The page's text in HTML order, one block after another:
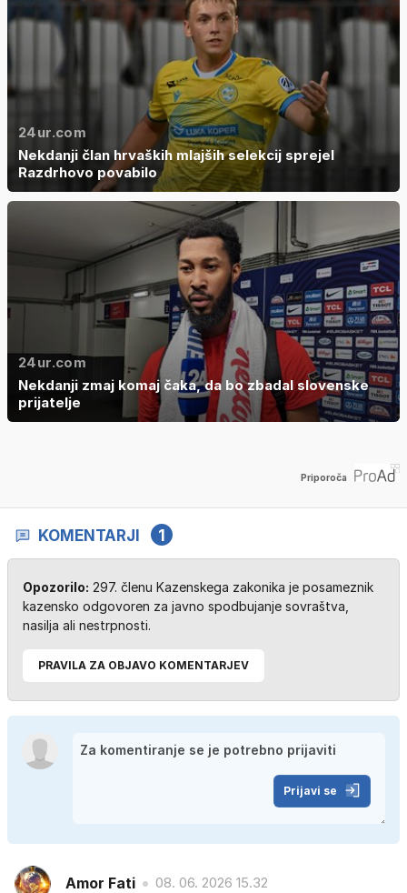
24ur.com
Nekdanji član hrvaških mlajših selekcij sprejel
Razdrhovo povabilo
24ur.com
Nekdanji zmaj komaj čaka, da bo zbadal slovenske
prijatelje
Priporoča
KOMENTARJI 1
Opozorilo: 297. členu Kazenskega zakonika je posameznik
kazensko odgovoren za javno spodbujanje sovraštva,
nasilja ali nestrpnosti.
PRAVILA ZA OBJAVO KOMENTARJEV
Prijavi se
Amor Fati 08. 06. 2026 15.32